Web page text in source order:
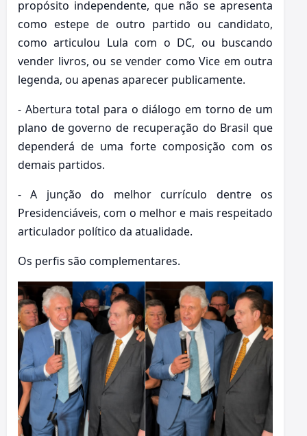
propósito independente, que não se apresenta
como estepe de outro partido ou candidato,
como articulou Lula com o DC, ou buscando
vender livros, ou se vender como Vice em outra
legenda, ou apenas aparecer publicamente.
- Abertura total para o diálogo em torno de um
plano de governo de recuperação do Brasil que
dependerá de uma forte composição com os
demais partidos.
- A junção do melhor currículo dentre os
Presidenciáveis, com o melhor e mais respeitado
articulador político da atualidade.
Os perfis são complementares.